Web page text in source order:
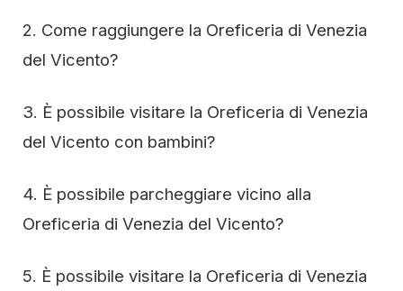
2. Come raggiungere la Oreficeria di Venezia
del Vicento?
3. È possibile visitare la Oreficeria di Venezia
del Vicento con bambini?
4. È possibile parcheggiare vicino alla
Oreficeria di Venezia del Vicento?
5. È possibile visitare la Oreficeria di Venezia